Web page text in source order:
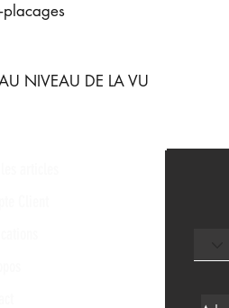
NIVEAU DE LA VU